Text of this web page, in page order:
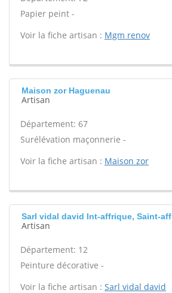
Papier peint -
Voir la fiche artisan : Mgm renov
Maison zor Haguenau
Artisan
Département: 67
Surélévation maçonnerie -
Voir la fiche artisan : Maison zor
Sarl vidal david Int-affrique, Saint-
Artisan
Département: 12
Peinture décorative -
Voir la fiche artisan : Sarl vidal david